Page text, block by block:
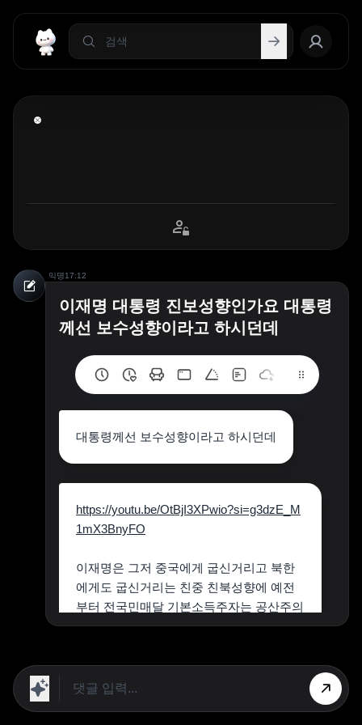
익명17:12
이재명 대통령 진보성향인가요 대통령
께선 보수성향이라고 하시던데
대통령께선 보수성향이라고 하시던데
https://youtu.be/OtBjI3XPwio?si=g3dzE_M
1mX3BnyFO
이재명은 그저 중국에게 굽신거리고 북한
에게도 굽신거리는 친중 친북성향에 예전
부터 전국민매달 기본소득주자는 공산주의
자입니다.